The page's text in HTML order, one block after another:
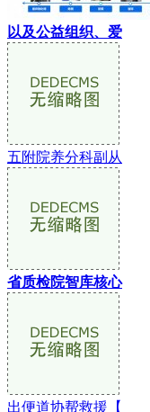
以及公益组织、爱
五附院养分科副从
省质检院智库核心
出便道协帮救援【